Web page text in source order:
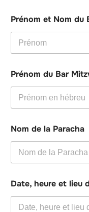
Prénom et Nom du
Prénom du Bar
Nom de la Paracha
Date, heure et lieu